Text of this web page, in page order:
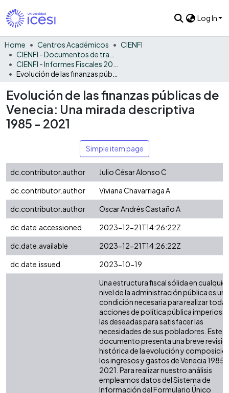
Log In
Home Centros Académicos
CIENFI
Evolución de las finanzas públicas de
Venecia: Una mirada descriptiva
1985 - 2021
Simple item page
dc.contributor.author
Julio César Alonso C
dc.contributor.author
Viviana Chavarriaga A
dc.contributor.author
Oscar Andrés Castaño A
dc.date.accessioned
2023-12-21T14:26:22Z
dc.date.available
2023-12-21T14:26:22Z
dc.date.issued
2023-10-19
Una estructura fiscal sólida en cualquier
nivel de la administración pública es una
condición necesaria para realizar
acciones de política pública
las deseadas para satisfacer las
necesidades de sus pobladores. Este
documento presenta una breve
histórica de la evolución y
los ingresos y gastos de Venecia 1985 -
2021. Para realizar nuestro análisis
empleamos datos del Sistema de
Información del Formulario Único